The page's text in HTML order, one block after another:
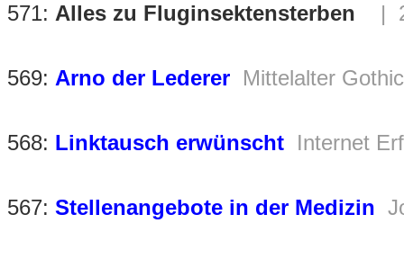
571: Alles zu Fluginsektensterben |
569: Arno der Lederer Mittelalter
568: Linktausch erwünscht Internet
567: Stellenangebote in der Medizin